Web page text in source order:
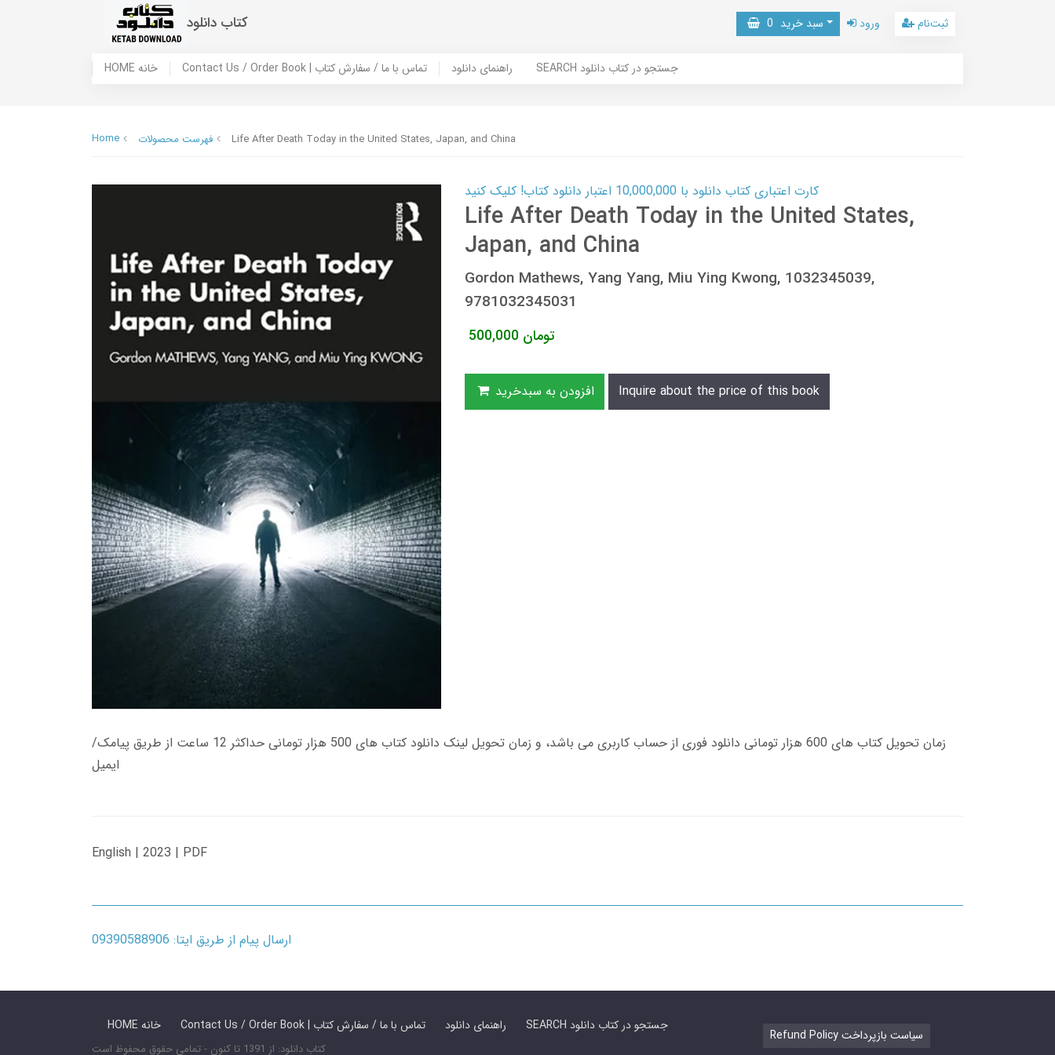
کتاب دانلود سبد خرید 0 ورود ثبت‌نام
HOME خانه Contact Us / Order Book | تماس با ما / سفارش کتاب راهنمای دانلود SEARCH جستجو در کتاب دانلود
Home فهرست محصولات Life After Death Today in the United States, Japan, and China
کارت اعتباری کتاب دانلود با 10,000,000 اعتبار دانلود کتاب! کلیک کنید
Life After Death Today in the United States,
Japan, and China
Gordon Mathews, Yang Yang, Miu Ying Kwong, 1032345039,
9781032345031
500,000 تومان
افزودن به سبدخرید Inquire about the price of this book
زمان تحویل کتاب های 600 هزار تومانی دانلود فوری از حساب کاربری می باشد، و زمان تحویل لینک دانلود کتاب های 500 هزار تومانی حداکثر 12 ساعت از طریق پیامک/
ایمیل
English | 2023 | PDF
ارسال پیام از طریق ایتا: 09390588906
HOME خانه Contact Us / Order Book | تماس با ما / سفارش کتاب راهنمای دانلود SEARCH جستجو در کتاب دانلود
کتاب دانلود: از 1391 تا کنون - تمامی حقوق محفوظ است
Refund Policy سیاست بازپرداخت